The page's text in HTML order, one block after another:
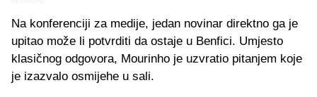
Na konferenciji za medije, jedan novinar direktno ga je
upitao može li potvrditi da ostaje u Benfici. Umjesto
klasičnog odgovora, Mourinho je uzvratio pitanjem koje
je izazvalo osmijehe u sali.